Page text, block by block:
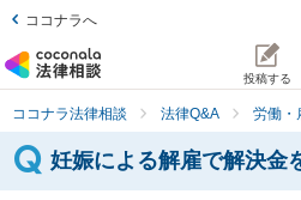
ココナラへ
投稿する
ココナラ法律相談 法律Q&A 労働・
妊娠による解雇で解決金